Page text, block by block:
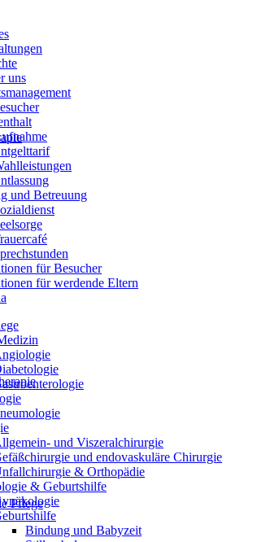
Pflege
uns
und Betreuung
für Besucher
für werdende Eltern
und Viszeralchirurgie
und endovaskuläre Chirurgie
& Orthopädie
& Geburtshilfe
Bindung und Babyzeit